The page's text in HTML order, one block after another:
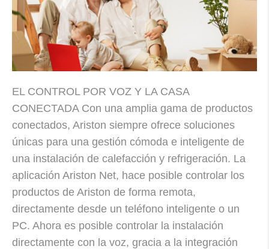
EL CONTROL POR VOZ Y LA CASA
CONECTADA Con una amplia gama de productos
conectados, Ariston siempre ofrece soluciones
únicas para una gestión cómoda e inteligente de
una instalación de calefacción y refrigeración. La
aplicación Ariston Net, hace posible controlar los
productos de Ariston de forma remota,
directamente desde un teléfono inteligente o un
PC. Ahora es posible controlar la instalación
directamente con la voz, gracia a la integración